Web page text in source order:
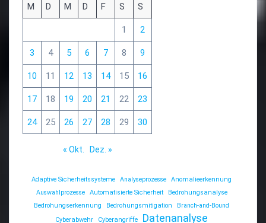
M D M D F S S
1 2
3 4 5 6 7 8 9
10 11 12 13 14 15 16
17 18 19 20 21 22 23
24 25 26 27 28 29 30
« Okt. Dez. »
Adaptive Sicherheitssysteme Analyseprozesse
Anomalieerkennung
Auswahlprozesse
Automatisierte Sicherheit
Bedrohungsanalyse
Bedrohungserkennung
Bedrohungsmitigation
Branch-and-Bound
Cyberabwehr
Cyberangriffe Datenanalyse